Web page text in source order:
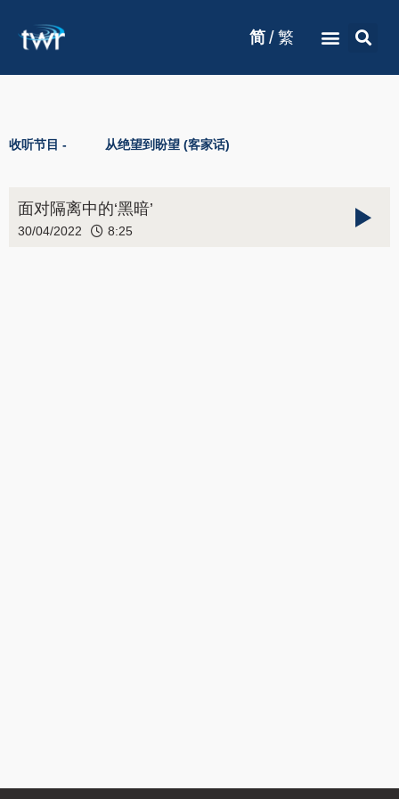
简 / 繁
收听节目 - 从绝望到盼望 (客家话)
面对隔离中的‘黑暗’
30/04/2022 8:25